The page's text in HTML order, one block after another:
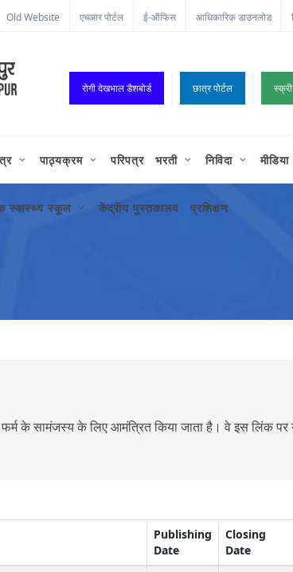
Old Website एचआर पोर्टल ई-ऑफिस आधिकारिक डाउनलोड
रोगी देखभाल डैशबोर्ड छात्र पोर्टल
पाठ्यक्रम परिपत्र भरती निविदा मीडिया
स्वास्थ्य स्कूल केंद्रीय पुस्तकालय प्रशिक्षण
के सामंजस्य के लिए आमंत्रित किया जाता है। वे इस लिंक पर
Publishing
Date
Closing
Date